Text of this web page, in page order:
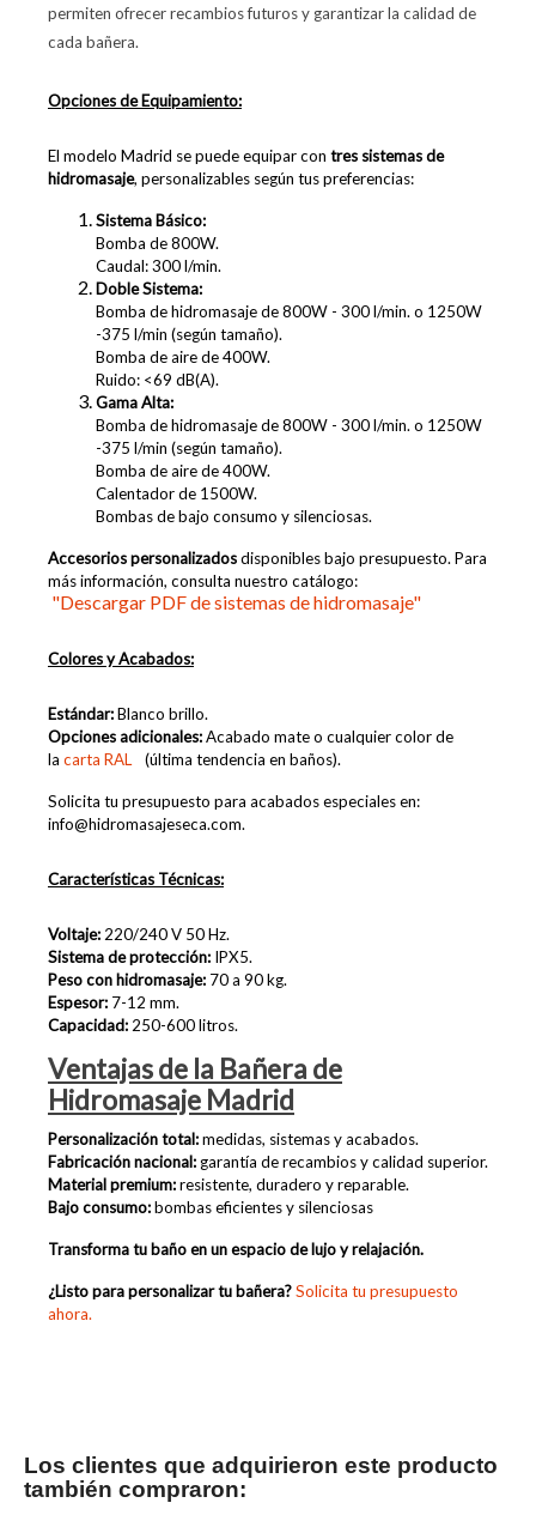
permiten ofrecer recambios futuros y garantizar la calidad de
cada bañera.
Opciones de Equipamiento:
El modelo Madrid se puede equipar con tres sistemas de
hidromasaje, personalizables según tus preferencias:
Sistema Básico:
Bomba de 800W.
Caudal: 300 l/min.
Doble Sistema:
Bomba de hidromasaje de 800W - 300 l/min. o 1250W
-375 l/min (según tamaño).
Bomba de aire de 400W.
Ruido: <69 dB(A).
Gama Alta:
Bomba de hidromasaje de800W - 300 l/min. o 1250W
-375 l/min (según tamaño).
Bomba de aire de 400W.
Calentador de 1500W.
Bombas de bajo consumo y silenciosas.
Accesorios personalizadosdisponibles bajo presupuesto. Para
más información, consulta nuestro catálogo:
"Descargar PDF de sistemas de hidromasaje"
Colores y Acabados:
Estándar:Blanco brillo.
Opciones adicionales:Acabado mate o cualquier color de
la carta RAL (última tendencia en baños).
Solicita tu presupuesto para acabados especiales en:
info@hidromasajeseca.com.
Características Técnicas:
Voltaje:220/240 V 50 Hz.
Sistema de protección: IPX5.
Peso con hidromasaje: 70 a 90 kg.
Espesor: 7-12 mm.
Capacidad:250-600 litros.
Ventajas de la Bañera de
Hidromasaje Madrid
Personalización total:medidas, sistemas y acabados.
Fabricación nacional:garantía de recambios y calidad superior.
Material premium:resistente, duradero y reparable.
Bajo consumo:bombas eficientes y silenciosas
Transforma tu baño en un espacio de lujo y relajación.
¿Listo para personalizar tu bañera?Solicita tu presupuesto
ahora.
Los clientes que adquirieron este producto
también compraron: